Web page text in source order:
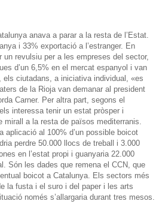
anava a parar a la resta de l’Estat.
i 33% exportació a l’estranger. En
revulsiu per a les empreses del sector,
d’un 6,5% en el mercat espanyol i van
ciutadans, a iniciativa individual, «es
de la Rioja van demanar al president
Carner. Per altra part, segons el
interessa tenir un estat pròsper i
mirall a la resta de països mediterranis.
aplicació al 100% d’un possible boicot
perdre 50.000 llocs de treball i 3.000
en l’estat propi i guanyaria 22.000
Són les dades que remena el CCN, que
boicot a Catalunya. Els sectors més
la fusta i el suro i del paper i les arts
només s’allargaria durant tres mesos.